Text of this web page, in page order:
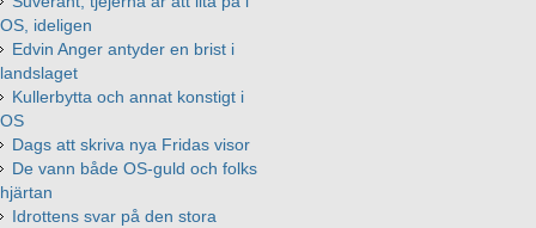
OS, ideligen
Edvin Anger antyder en brist i
landslaget
Kullerbytta och annat konstigt i
OS
Dags att skriva nya Fridas visor
De vann både OS-guld och folks
hjärtan
Idrottens svar på den stora